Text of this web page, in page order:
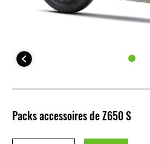
Packs accessoires de Z650 S